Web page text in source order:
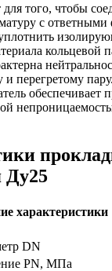
того, чтобы
с ответными
кольцевой
перегретому
обеспечивает
Ду25
характеристики
DN
PN, МПа